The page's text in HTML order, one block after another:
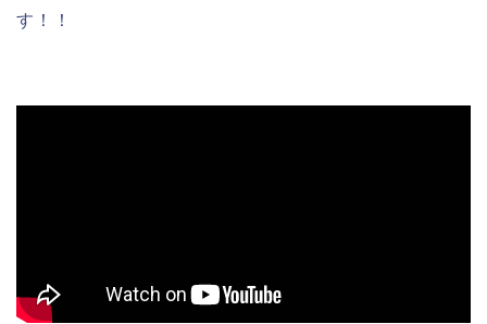
す！！